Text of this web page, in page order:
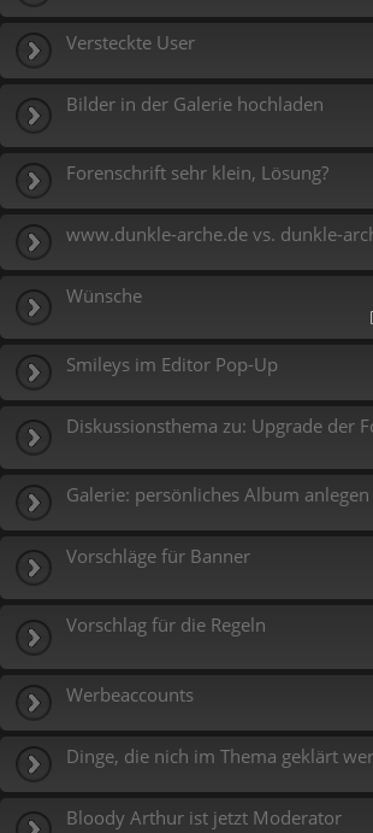
Versteckte User
Bilder in der Galerie hochladen
Forenschrift sehr klein, Lösung?
www.dunkle-arche.de vs. dunkle-
Wünsche
Smileys im Editor Pop-Up
Diskussionsthema zu: Upgrade der
Galerie: persönliches Album anlegen
Vorschläge für Banner
Vorschlag für die Regeln
Werbeaccounts
Dinge, die nich im Thema geklärt
Bloody Arthur ist jetzt Moderator